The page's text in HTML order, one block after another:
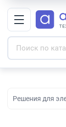
Решения для